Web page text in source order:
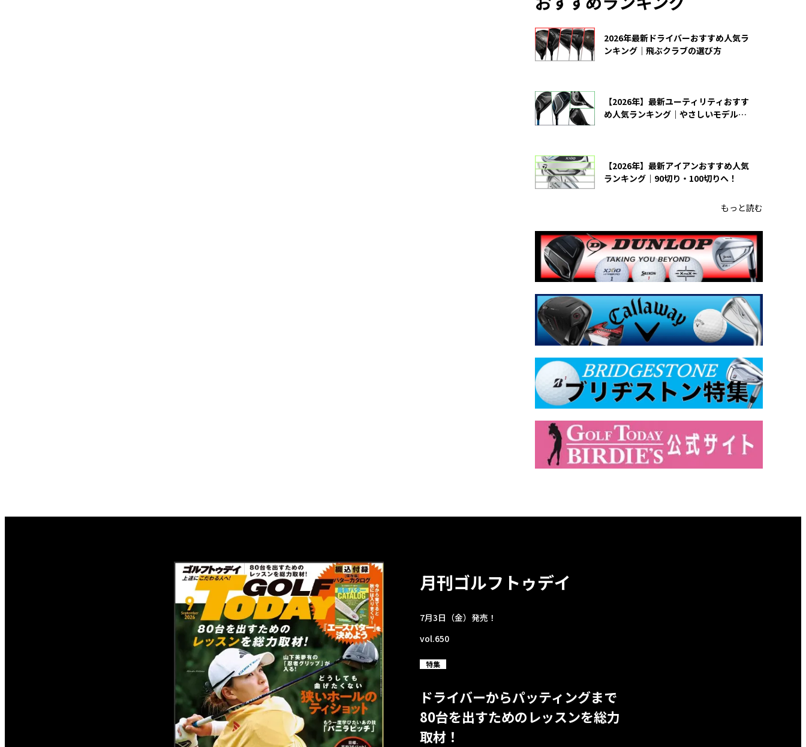
2026年最新ドライバーおすすめ人気ラ
ンキング｜飛ぶクラブの選び方
【2026年】最新ユーティリティおすす
め人気ランキング｜やさしいモデルの
【2026年】最新アイアンおすすめ人気
ランキング｜90切り・100切りへ！
もっと読む
月刊ゴルフトゥデイ
7月3日（金）発売！
vol.650
特集
ドライバーからパッティングまで
80台を出すためのレッスンを総力
取材！